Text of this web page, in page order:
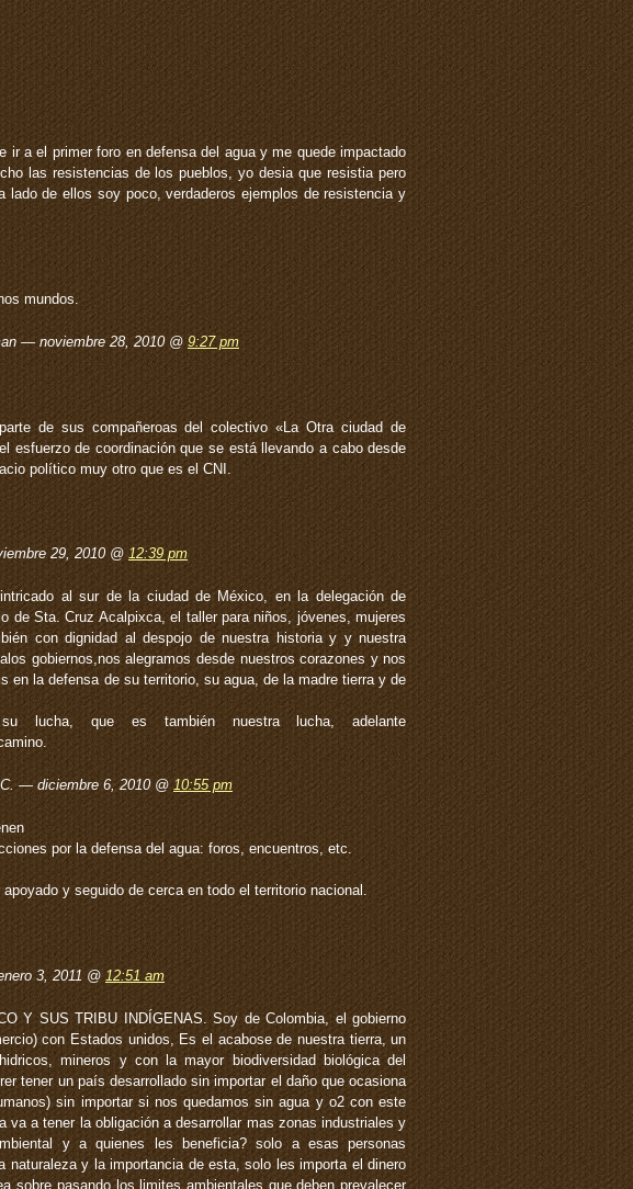
ir a el primer foro en defensa del agua y me quede impactado
las resistencias de los pueblos, yo desia que resistia pero
lado de ellos soy poco, verdaderos ejemplos de resistencia y
mundos.
— noviembre 28, 2010 @ 9:27 pm
de sus compañeroas del colectivo «La Otra ciudad de
esfuerzo de coordinación que se está llevando a cabo desde
político muy otro que es el CNI.
29, 2010 @ 12:39 pm
al sur de la ciudad de México, en la delegación de
de Sta. Cruz Acalpixca, el taller para niños, jóvenes, mujeres
con dignidad al despojo de nuestra historia y y nuestra
gobiernos,nos alegramos desde nuestros corazones y nos
en la defensa de su territorio, su agua, de la madre tierra y de
su lucha, que es también nuestra lucha, adelante
— diciembre 6, 2010 @ 10:55 pm
por la defensa del agua: foros, encuentros, etc.
y seguido de cerca en todo el territorio nacional.
3, 2011 @ 12:51 am
Y SUS TRIBU INDÍGENAS. Soy de Colombia, el gobierno
con Estados unidos, Es el acabose de nuestra tierra, un
mineros y con la mayor biodiversidad biológica del
tener un país desarrollado sin importar el daño que ocasiona
sin importar si nos quedamos sin agua y o2 con este
va a tener la obligación a desarrollar mas zonas industriales y
y a quienes les beneficia? solo a esas personas
naturaleza y la importancia de esta, solo les importa el dinero
sobre pasando los limites ambientales que deben prevalecer